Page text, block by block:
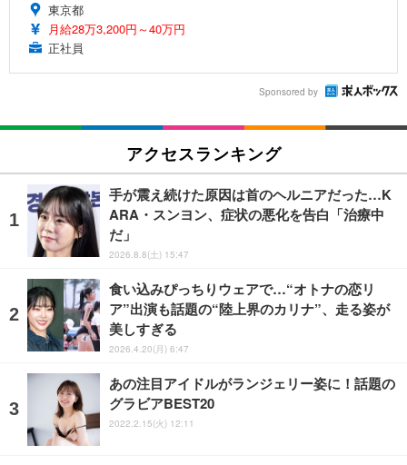
東京都
月給28万3,200円～40万円
正社員
Sponsored by
アクセスランキング
手が震え続けた原因は首のヘルニアだった…K
ARA・スンヨン、症状の悪化を告白「治療中
だ」
2026.8.8(土) 15:47
食い込みぴっちりウェアで…“オトナの恋リ
ア”出演も話題の“陸上界のカリナ”、走る姿が
美しすぎる
2026.4.20(月) 6:47
あの注目アイドルがランジェリー姿に！話題の
グラビアBEST20
2022.2.15(火) 12:11